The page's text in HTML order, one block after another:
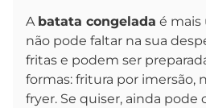
A batata congelada é mais
não pode faltar na sua
fritas e podem ser
formas: fritura por imersão,
fryer. Se quiser, ainda pode